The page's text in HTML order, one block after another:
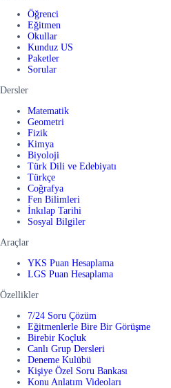
Öğrenci
Eğitmen
Okullar
Kunduz US
Paketler
Sorular
Dersler
Matematik
Geometri
Fizik
Kimya
Biyoloji
Türk Dili ve Edebiyatı
Türkçe
Coğrafya
Fen Bilimleri
İnkılap Tarihi
Sosyal Bilgiler
Araçlar
YKS Puan Hesaplama
LGS Puan Hesaplama
Özellikler
7/24 Soru Çözüm
Eğitmenlerle Bire Bir Görüşme
Birebir Koçluk
Canlı Grup Dersleri
Deneme Kulübü
Kişiye Özel Soru Bankası
Konu Anlatım Videoları